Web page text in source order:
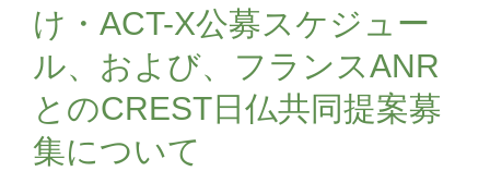
け・ACT-X公募スケジュー
ル、および、フランスANR
とのCREST日仏共同提案募
集について